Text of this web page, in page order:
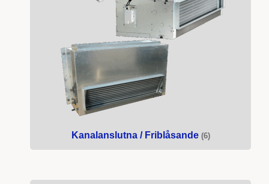
Kanalanslutna / Friblåsande (6)